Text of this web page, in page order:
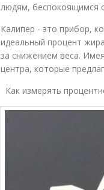
людям, беспокоящимся
Калипер - это прибор,
идеальный процент
за снижением веса.
центра, которые
Как измерять